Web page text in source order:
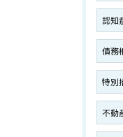
認知
債務
特別
不動